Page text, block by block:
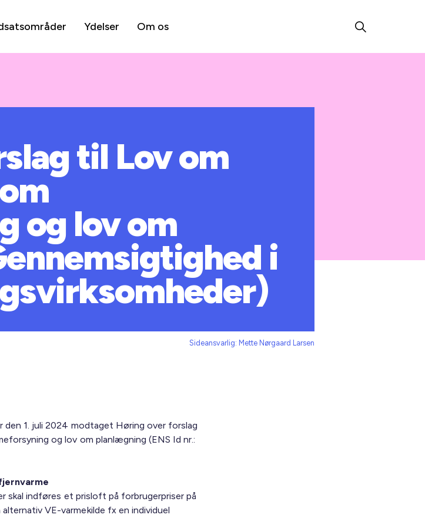
Ydelser Om os
til Lov om
og lov om
i
Sideansvarlig: Mette Nørgaard Larsen
den 1. juli 2024 modtaget Høring over forslag
og lov om planlægning (ENS Id nr.:
skal indføres et prisloft på forbrugerpriser på
VE-varmekilde fx en individuel